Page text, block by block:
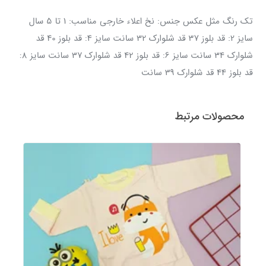
تک رنگ مثل عکس جنس: نخ اعلاء خارجی مناسب: 1 تا 5 سال
سایز 2: قد بلوز 37 قد شلوارک 32 سانت سایز 4: قد بلوز 40 قد
شلوارک 34 سانت سایز 6: قد بلوز 42 قد شلوارک 37 سانت سایز 8:
قد بلوز 44 قد شلوارک 39 سانت
محصولات مرتبط